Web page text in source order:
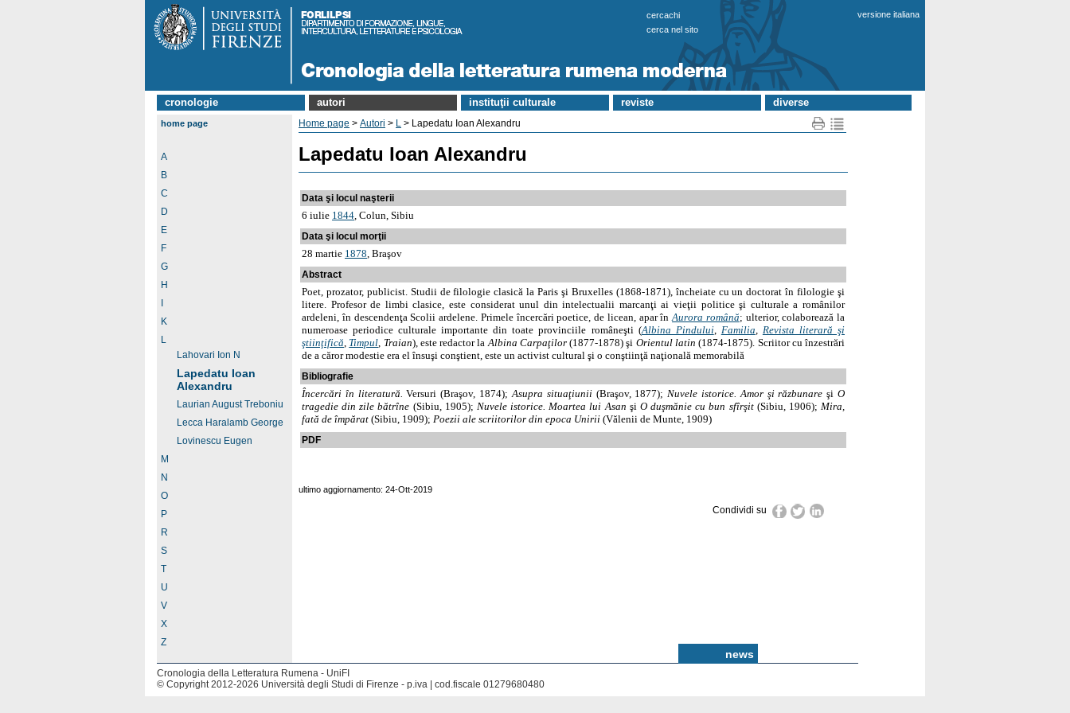
versione italiana
cercachi
cerca nel sito
cronologie autori instituţii culturale reviste diverse
home page
A
B
C
D
E
F
G
H
K
L
Lahovari Ion N
Lapedatu Ioan
Alexandru
Laurian August Treboniu
Lecca Haralamb George
Lovinescu Eugen
M
N
O
P
R
S
T
U
V
X
Z
Home page > Autori > L > Lapedatu Ioan Alexandru
Lapedatu Ioan Alexandru
Data şi locul naşterii
6 iulie 1844, Colun, Sibiu
Data şi locul morţii
28 martie 1878, Braşov
Abstract
Poet, prozator, publicist. Studii de filologie clasică la Paris şi Bruxelles (1868-1871), încheiate cu un doctorat în filologie şi
litere. Profesor de limbi clasice, este considerat unul din intelectualii marcanţi ai vieţii politice şi culturale a românilor
ardeleni, în descendenţa Scolii ardelene. Primele încercări poetice, de licean, apar înAurora română; ulterior, colaborează la
numeroase periodice culturale importante din toate provinciile româneşti (Albina Pindului, Familia, Revista literară şi
ştiinţifică, Timpul, Traian), este redactor laAlbina Carpaţilor(1877-1878) şi Orientul latin(1874-1875). Scriitor cu înzestrări
de a căror modestie era el însuşi conştient, este un activist cultural şi o conştiinţă naţională memorabilă
Bibliografie
Încercări în literatură.Versuri (Braşov, 1874);Asupra situaţiunii(Braşov, 1877);Nuvele istorice. Amor şi răzbunare şi O
tragedie din zile bătrîne (Sibiu, 1905); Nuvele istorice. Moartea lui Asan şi O duşmănie cu bun sfîrşit(Sibiu, 1906);Mira,
fată de împărat (Sibiu, 1909); Poezii ale scriitorilor din epoca Unirii (Vălenii de Munte, 1909)
PDF
ultimo aggiornamento: 24-Ott-2019
Condividi su
news
Cronologia della Letteratura Rumena - UniFI
© Copyright 2012-2026 Università degli Studi di Firenze - p.iva | cod.fiscale 01279680480